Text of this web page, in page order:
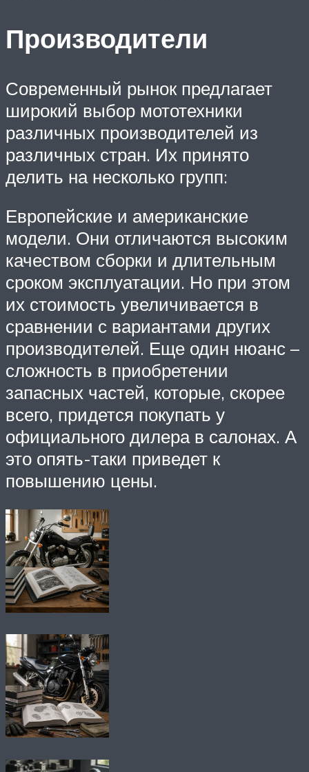
Производители
Современный рынок предлагает
широкий выбор мототехники
различных производителей из
различных стран. Их принято
делить на несколько групп:
Европейские и американские
модели. Они отличаются высоким
качеством сборки и длительным
сроком эксплуатации. Но при этом
их стоимость увеличивается в
сравнении с вариантами других
производителей. Еще один нюанс –
сложность в приобретении
запасных частей, которые, скорее
всего, придется покупать у
официального дилера в салонах. А
это опять-таки приведет к
повышению цены.